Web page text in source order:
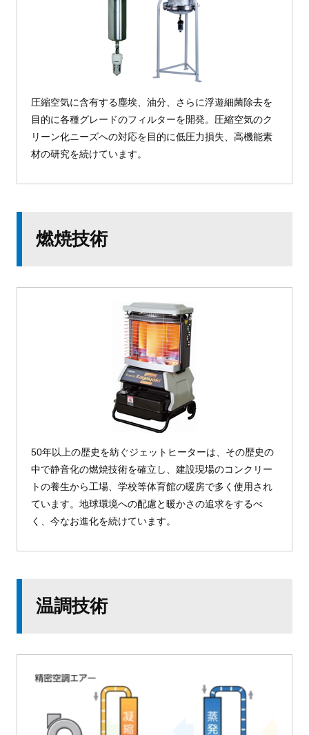
圧縮空気に含有する塵埃、油分、さらに浮遊細菌除去を
目的に各種グレードのフィルターを開発。圧縮空気のク
リーン化ニーズへの対応を目的に低圧力損失、高機能素
材の研究を続けています。
燃焼技術
50年以上の歴史を紡ぐジェットヒーターは、その歴史の
中で静音化の燃焼技術を確立し、建設現場のコンクリー
トの養生から工場、学校等体育館の暖房で多く使用され
ています。地球環境への配慮と暖かさの追求をするべ
く、今なお進化を続けています。
温調技術